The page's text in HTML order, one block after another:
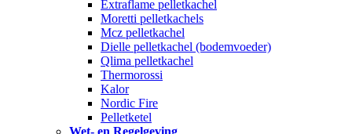
Extraflame pelletkachel
Moretti pelletkachels
Mcz pelletkachel
Dielle pelletkachel (bodemvoeder)
Qlima pelletkachel
Thermorossi
Kalor
Nordic Fire
Pelletketel
Wet- en Regelgeving